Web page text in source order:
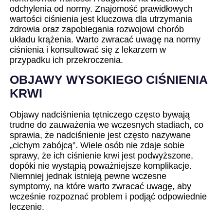
odchylenia od normy. Znajomość prawidłowych
wartości ciśnienia jest kluczowa dla utrzymania
zdrowia oraz zapobiegania rozwojowi chorób
układu krążenia. Warto zwracać uwagę na normy
ciśnienia i konsultować się z lekarzem w
przypadku ich przekroczenia.
OBJAWY WYSOKIEGO CIŚNIENIA
KRWI
Objawy nadciśnienia tętniczego często bywają
trudne do zauważenia we wczesnych stadiach, co
sprawia, że nadciśnienie jest często nazywane
„cichym zabójcą”. Wiele osób nie zdaje sobie
sprawy, że ich ciśnienie krwi jest podwyższone,
dopóki nie wystąpią poważniejsze komplikacje.
Niemniej jednak istnieją pewne wczesne
symptomy, na które warto zwracać uwagę, aby
wcześnie rozpoznać problem i podjąć odpowiednie
leczenie.